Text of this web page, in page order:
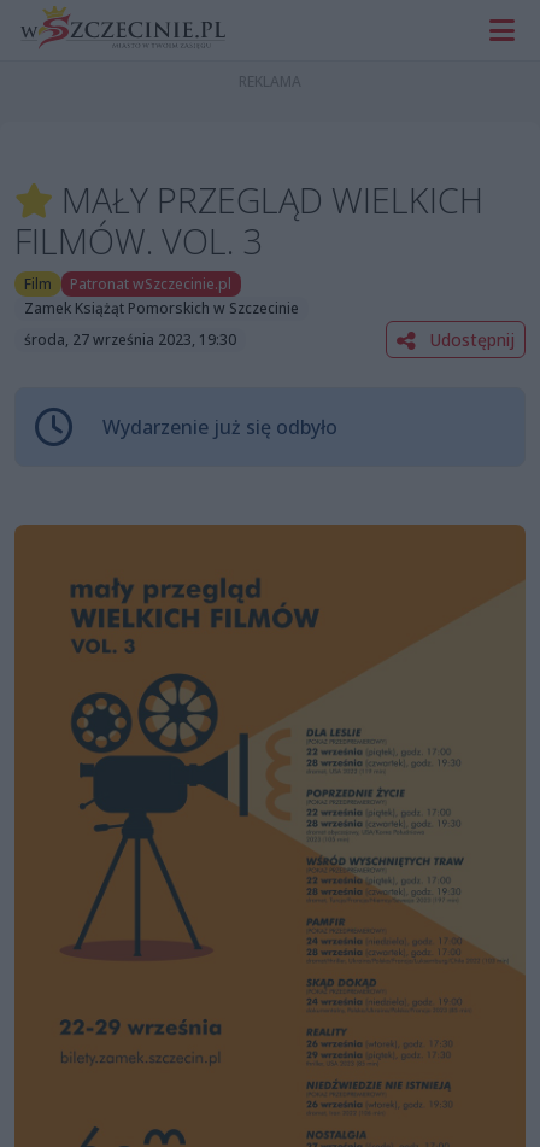
MAŁY PRZEGLĄD WIELKICH
FILMÓW. VOL. 3
Film
Patronat wSzczecinie.pl
Zamek Książąt Pomorskich w Szczecinie
środa, 27 września 2023, 19:30
Udostępnij
Wydarzenie już się odbyło